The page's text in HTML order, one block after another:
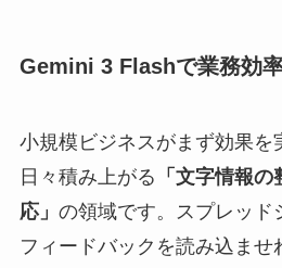
Gemini 3 Flashで業務効
小規模ビジネスがまず効果を
日々積み上がる 「文字情報
応」 の領域です。スプレッド
フィードバックを読み込ませ